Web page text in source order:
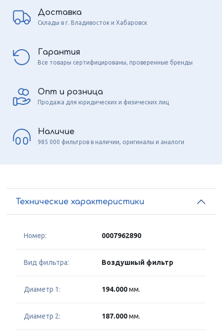
Доставка
Склады в г. Владивосток и Хабаровск
Гарантия
Все товары сертифицированы, проверенные бренды
Опт и розница
Продажа для юридических и физических лиц
Наличие
985 000 фильтров в наличии, оригиналы и аналоги
Технические характеристики
Номер: 0007962890
Вид фильтра: Воздушный фильтр
Диаметр 1: 194.000мм.
Диаметр 2: 187.000мм.